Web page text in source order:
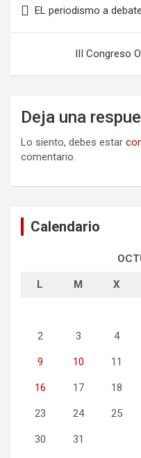
de
entradas
EL periodismo a
III Congreso
Deja una
Lo siento, debes estar
comentario.
Calendario
L M X
2 3 4
9 10 11
16 17 18
23 24 25
30 31